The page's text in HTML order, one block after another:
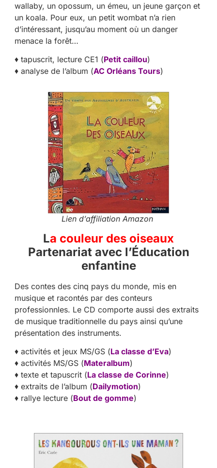
wallaby, un opossum, un émeu, un jeune garçon et
un koala. Pour eux, un petit wombat n’a rien
d’intéressant, jusqu’au moment où un danger
menace la forêt…
♦ tapuscrit, lecture CE1 (Petit caillou)
♦ analyse de l’album (AC Orléans Tours)
Lien d’affiliation Amazon
La couleur des oiseaux
Partenariat avec l’Éducation
enfantine
Des contes des cinq pays du monde, mis en
musique et racontés par des conteurs
professionnles. Le CD comporte aussi des extraits
de musique traditionnelle du pays ainsi qu’une
présentation des instruments.
♦ activités et jeux MS/GS (La classe d’Eva)
♦ activités MS/GS (Materalbum)
♦ texte et tapuscrit (La classe de Corinne)
♦ extraits de l’album (Dailymotion)
♦ rallye lecture (Bout de gomme)